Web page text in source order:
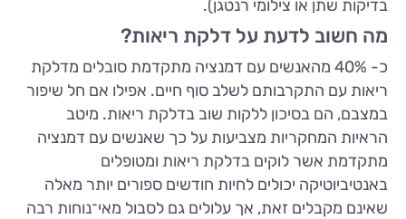
בדיקות שתן או צילומי רנטגן).
מה חשוב לדעת על דלקת ריאות?
כ- 40% מהאנשים עם דמנציה מתקדמת סובלים מדלקת
ריאות עם התקרבותם לשלב סוף חיים. אפילו אם חל שיפור
במצבם, הם בסיכון ללקות שוב בדלקת ריאות. מיטב
הראיות המחקריות מצביעות על כך שאנשים עם דמנציה
מתקדמת אשר לוקים בדלקת ריאות ומטופלים
באנטיביוטיקה יכולים לחיות חודשים ספורים יותר מאלה
שאינם מקבלים זאת, אך עלולים גם לסבול מאי־נוחות רבה